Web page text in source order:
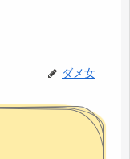
ダメ女